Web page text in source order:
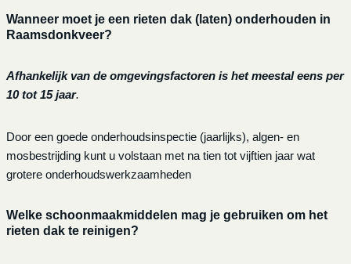
Wanneer moet je een rieten dak (laten) onderhouden in
Raamsdonkveer?
Afhankelijk van de omgevingsfactoren is het meestal eens per
10 tot 15 jaar.
Door een goede onderhoudsinspectie (jaarlijks), algen- en
mosbestrijding kunt u volstaan met na tien tot vijftien jaar wat
grotere onderhoudswerkzaamheden
Welke schoonmaakmiddelen mag je gebruiken om het
rieten dak te reinigen?